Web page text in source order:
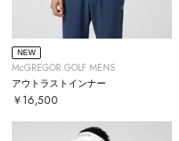
NEW
McGREGOR GOLF MENS
アウトラストインナー
￥16,500